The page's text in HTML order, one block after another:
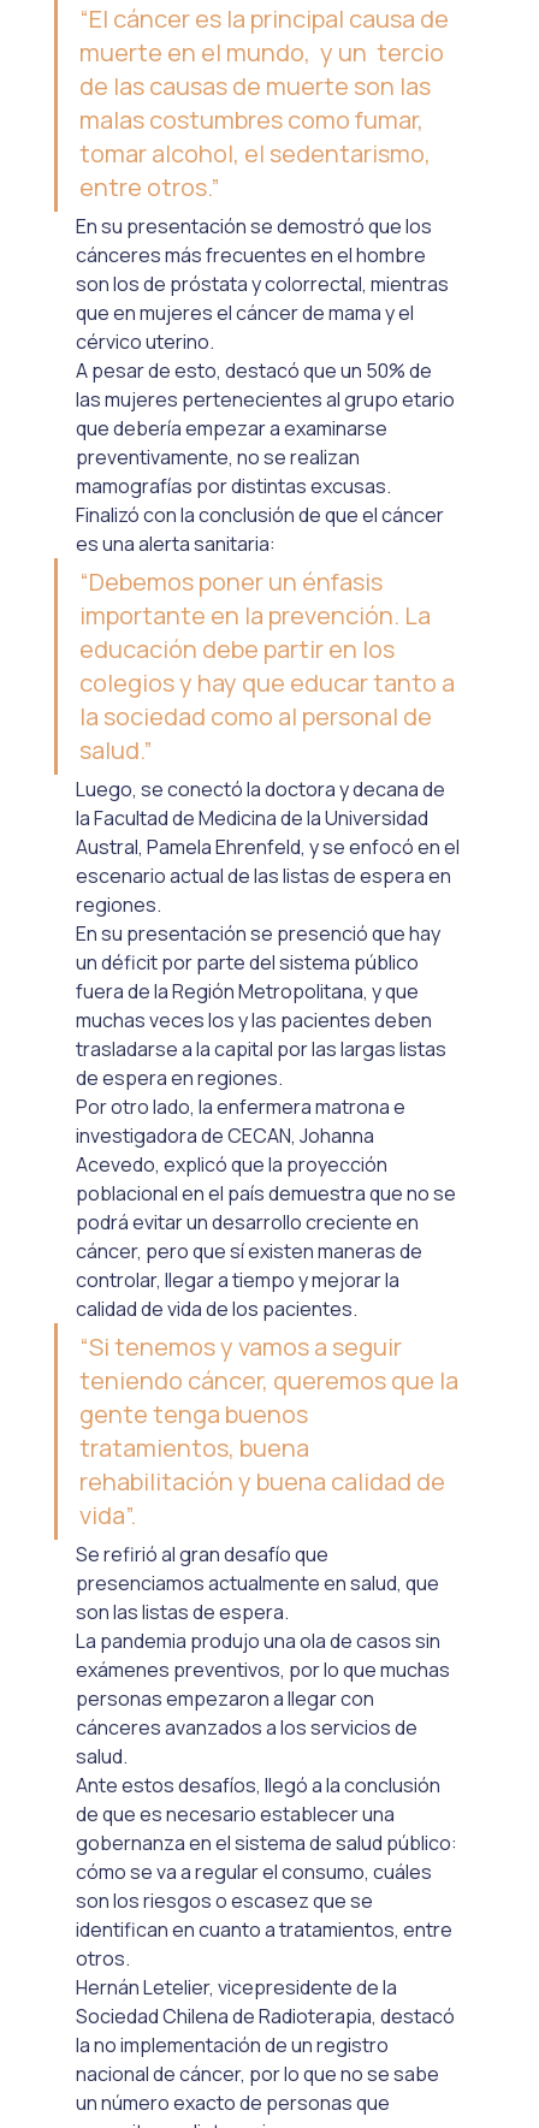
“El cáncer es la principal causa de
muerte en el mundo,  y un  tercio
de las causas de muerte son las
malas costumbres como fumar,
tomar alcohol, el sedentarismo,
entre otros.”
En su presentación se demostró que los
cánceres más frecuentes en el hombre
son los de próstata y colorrectal, mientras
que en mujeres el cáncer de mama y el
cérvico uterino.
A pesar de esto, destacó que un 50% de
las mujeres pertenecientes al grupo etario
que debería empezar a examinarse
preventivamente, no se realizan
mamografías por distintas excusas.
Finalizó con la conclusión de que el cáncer
es una alerta sanitaria:
“Debemos poner un énfasis
importante en la prevención. La
educación debe partir en los
colegios y hay que educar tanto a
la sociedad como al personal de
salud.”
Luego, se conectó la doctora y decana de
la Facultad de Medicina de la Universidad
Austral, Pamela Ehrenfeld, y se enfocó en el
escenario actual de las listas de espera en
regiones.
En su presentación se presenció que hay
un déficit por parte del sistema público
fuera de la Región Metropolitana, y que
muchas veces los y las pacientes deben
trasladarse a la capital por las largas listas
de espera en regiones.
Por otro lado, la enfermera matrona e
investigadora de CECAN, Johanna
Acevedo, explicó que la proyección
poblacional en el país demuestra que no se
podrá evitar un desarrollo creciente en
cáncer, pero que sí existen maneras de
controlar, llegar a tiempo y mejorar la
calidad de vida de los pacientes.
“Si tenemos y vamos a seguir
teniendo cáncer, queremos que la
gente tenga buenos
tratamientos, buena
rehabilitación y buena calidad de
vida”.
Se refirió al gran desafío que
presenciamos actualmente en salud, que
son las listas de espera.
La pandemia produjo una ola de casos sin
exámenes preventivos, por lo que muchas
personas empezaron a llegar con
cánceres avanzados a los servicios de
salud.
Ante estos desafíos, llegó a la conclusión
de que es necesario establecer una
gobernanza en el sistema de salud público:
cómo se va a regular el consumo, cuáles
son los riesgos o escasez que se
identifican en cuanto a tratamientos, entre
otros.
Hernán Letelier, vicepresidente de la
Sociedad Chilena de Radioterapia, destacó
la no implementación de un registro
nacional de cáncer, por lo que no se sabe
un número exacto de personas que